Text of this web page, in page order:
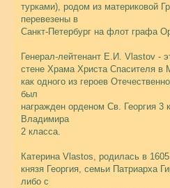
турками), родом из материковой
перевезены в
Санкт-Петербург на флот графа
Генерал-лейтенант Е.И. Vlastov -
стене Храма Христа Спасителя в
как одного из героев
был
награжден орденом Св. Георгия
Владимира
2 класса.
Катерина Vlastos, родилась в
князя Георгия, семьи Патриарха
либо с